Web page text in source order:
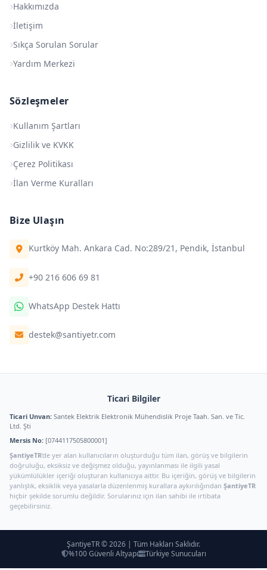
Hakkımızda
İletişim
Sıkça Sorulan Sorular
Yardım Merkezi
Sözleşmeler
Kullanım Şartları
Gizlilik ve KVKK
Çerez Politikası
İlan Verme Kuralları
Bize Ulaşın
Kurtköy Mah. Ankara Cad. No:289/21, Pendik, İstanbul
+90 216 606 69 81
WhatsApp Destek Hattı
destek@santiyetr.com
Ticari Bilgiler
Ticari Unvan: Santek Elektrik Elektronik Mühendislik Proje Taah. San. ve Tic.
Ltd. Şti
Mersis No: [0744117505800001]
ŞantiyeTR'de yer alan kullanıcıların oluşturduğu tüm ilan, görüş ve bilgilerin
doğruluğu, eksiksiz ve değişmez olduğu, yayınlanması ile ilgili yasal
yükümlülükler içeriği oluşturan kullanıcıya aittir. Bu içeriğin, görüş ve bilgilerin
yanlışlık, eksiklik veya yasalarla düzenlenmiş kurallara aykırılığından ŞantiyeTR
hiçbir şekilde sorumlu değildir. Sorularınız için ilan sahibi ile irtibata
geçebilirsiniz.
ŞantiyeTR © 2026 | Tüm Hakları Saklıdır.
%100 Güvenli Altyapı
Türkiye Sunucuları